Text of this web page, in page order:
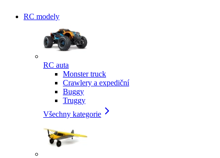
RC modely
RC auta
Monster truck
Crawlery a expediční
Buggy
Truggy
Všechny kategorie